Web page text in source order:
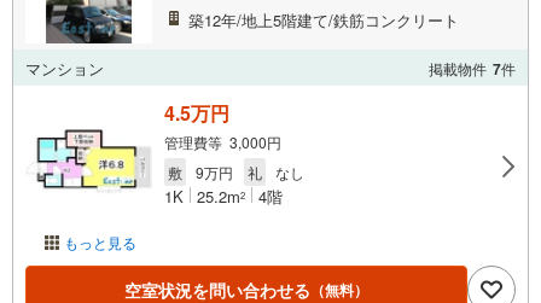
築12年/地上5階建て/鉄筋コンクリート
マンション 掲載物件 7件
もっと見る
4.5万円
管理費等 3,000円
敷
9万円 礼 なし
1K 25.2m2 4階
空室状況を問い合わせる （無料）